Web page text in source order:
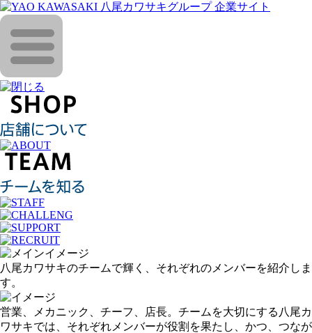
八尾カワサキのチームで輝く、それぞれのメンバーを紹介しま
す。
営業、メカニック、チーフ、店長。チームを大切にする八尾カ
ワサキでは、それぞれメンバーが役割を果たし、かつ、つなが